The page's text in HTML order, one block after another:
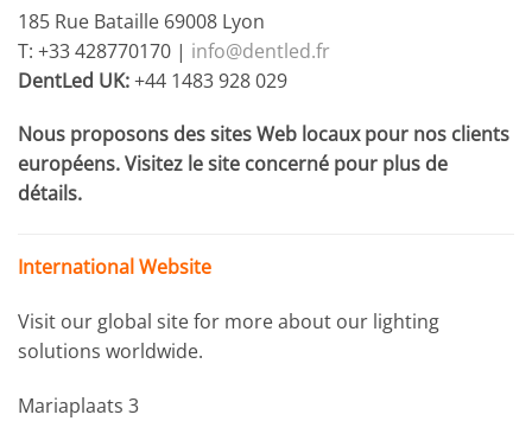
185 Rue Bataille 69008 Lyon
T: +33 428770170 | info@dentled.fr
DentLed UK:+44 1483 928 029
Nous proposons des sites Web locaux pour nos clients
européens. Visitez le site concerné pour plus de
détails.
International Website
Visit our global site for more about our lighting
solutions worldwide.
Mariaplaats 3